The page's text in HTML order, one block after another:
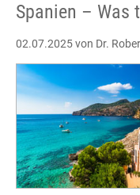
Spanien – Was
02.07.2025von Dr.